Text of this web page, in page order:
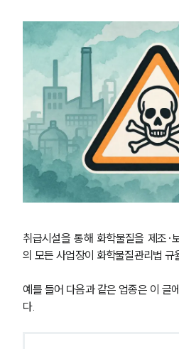
취급시설을 통해 화학물질을 제조·
의 모든 사업장이 화학물질관리법 규
예를 들어 다음과 같은 업종은 이 글
다.